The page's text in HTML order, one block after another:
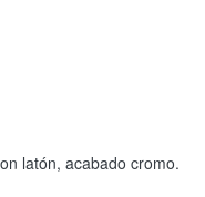
latón, acabado cromo.